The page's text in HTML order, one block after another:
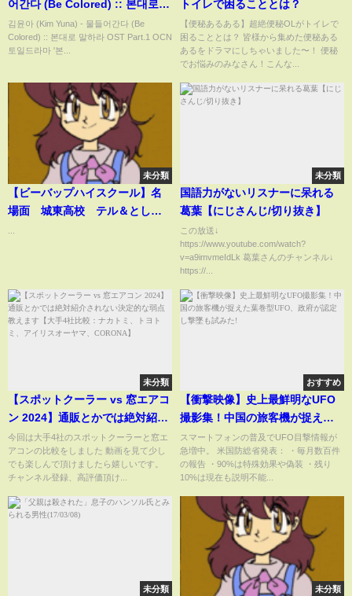
어간다 (Be Colored) :: 본대로
말하라 OST Part.1
김윤아 (Kim Yuna) - 물들어간다 (Be
Colored) :: 본대로 말하라 OST Part.1 OCN
토일드라마 '본...
トイレで困ることとは？
【便秘あるある】超絶便秘OLがトイレで
困ることとは？ 皆様から集めた便秘ある
あるをドラマにしちゃいました〜！ 便秘
でお悩みのみなさん！こんな...
未分類
【ビーバップハイスクール】名
場面 城東高校 テル＆としみ
未分類
国語力がないリスナーに呆れる
葛葉【にじさんじ/切り抜き】
この放送↓
https://www.youtube.com/watch?
v=a9imvmeIdLk 葛葉さんのチャンネル↓
https://...
未分類
【スポットクーラー vs 窓エアコ
ン 2024】通販とかでは絶対紹介
されない決定的な弱点教えます
【大手4社比較：ナカトミ、トヨ
トミ、アイリスオーヤマ、
今回は大手4社のスポットクーラーと窓エ
アコンの比較をしました 動画を見て少し
でも楽しんで頂けましたら嬉しいです。
チャンネル登録、高評価頂け...
おすすめ
【衝撃映像】史上最鮮明なUFO
撮影集！中国の旅客機が捉えた
葉巻型UFO、政府が認定し撃墜
も試みた!
スマートフォンの普及でUFO目撃情報が
急増中。 米国防総省発表： ・毎月数百件
の報告 ・90%は特殊効果や偽装 ・残り
10%は現在も説明不能...
未分類 未分類